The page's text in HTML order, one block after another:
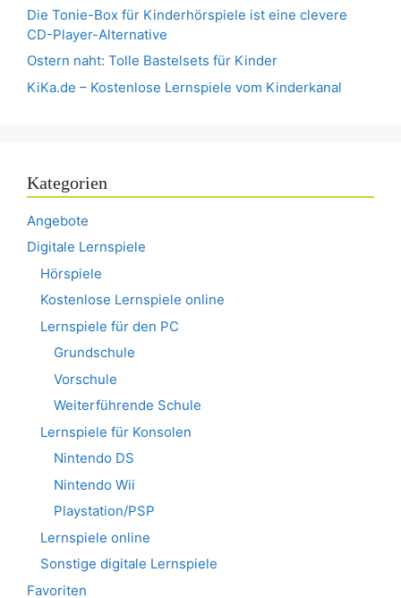
Die Tonie-Box für Kinderhörspiele ist eine clevere
CD-Player-Alternative
Ostern naht: Tolle Bastelsets für Kinder
KiKa.de – Kostenlose Lernspiele vom Kinderkanal
Kategorien
Angebote
Digitale Lernspiele
Hörspiele
Kostenlose Lernspiele online
Lernspiele für den PC
Grundschule
Vorschule
Weiterführende Schule
Lernspiele für Konsolen
Nintendo DS
Nintendo Wii
Playstation/PSP
Lernspiele online
Sonstige digitale Lernspiele
Favoriten